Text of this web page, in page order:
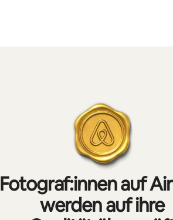
Fotograf:innen auf
werden auf ihre